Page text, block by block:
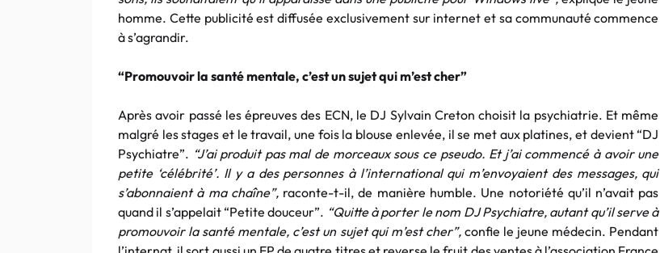
homme. Cette publicité est diffusée exclusivement sur internet et sa communauté commence
à s’agrandir.
“Promouvoir la santé mentale, c’est un sujet qui m’est cher”
Après avoir passé les épreuves des ECN, le DJ Sylvain Creton choisit la psychiatrie. Et même
malgré les stages et le travail, une fois la blouse enlevée, il se met aux platines, et devient “DJ
Psychiatre”. “J’ai produit pas mal de morceaux sous ce pseudo. Et j’ai commencé à avoir une
petite ‘célébrité’. Il y a des personnes à l’international qui m’envoyaient des messages, qui
s’abonnaient à ma chaîne”,raconte-t-il, de manière humble. Une notoriété qu’il n’avait pas
quand il s’appelait “Petite douceur”. “Quitte à porter le nom DJ Psychiatre, autant qu’il serve à
promouvoir la santé mentale, c’est un sujet qui m’est cher”,confie le jeune médecin. Pendant